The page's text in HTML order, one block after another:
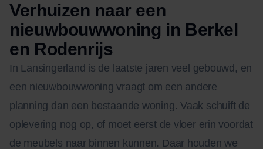
Verhuizen naar een
nieuwbouwwoning in Berkel
en Rodenrijs
In Lansingerland is de laatste jaren veel gebouwd, en
een nieuwbouwwoning vraagt om een andere
planning dan een bestaande woning. Vaak schuift de
oplevering nog op, of moet eerst de vloer erin voordat
de meubels naar binnen kunnen. Daar houden we